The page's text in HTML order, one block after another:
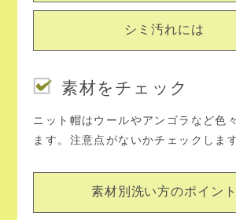
シミ汚れには
素材をチェック
ニット帽はウールやアンゴラなど色
ます。注意点がないかチェックします
素材別洗い方のポイント